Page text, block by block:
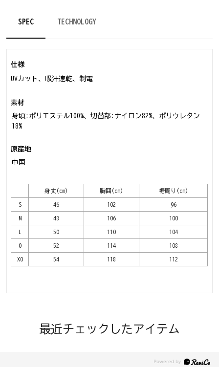
SPEC TECHNOLOGY
仕様
UVカット、吸汗速乾、制電
素材
身頃:ポリエステル100%、切替部:ナイロン82%、ポリウレタン
18%
原産地
中国
身丈(cm) 胸囲(cm) 裾周り(cm)
S 46 102 96
M 48 106 100
L 50 110 104
O 52 114 108
XO 54 118 112
最近チェックしたアイテム